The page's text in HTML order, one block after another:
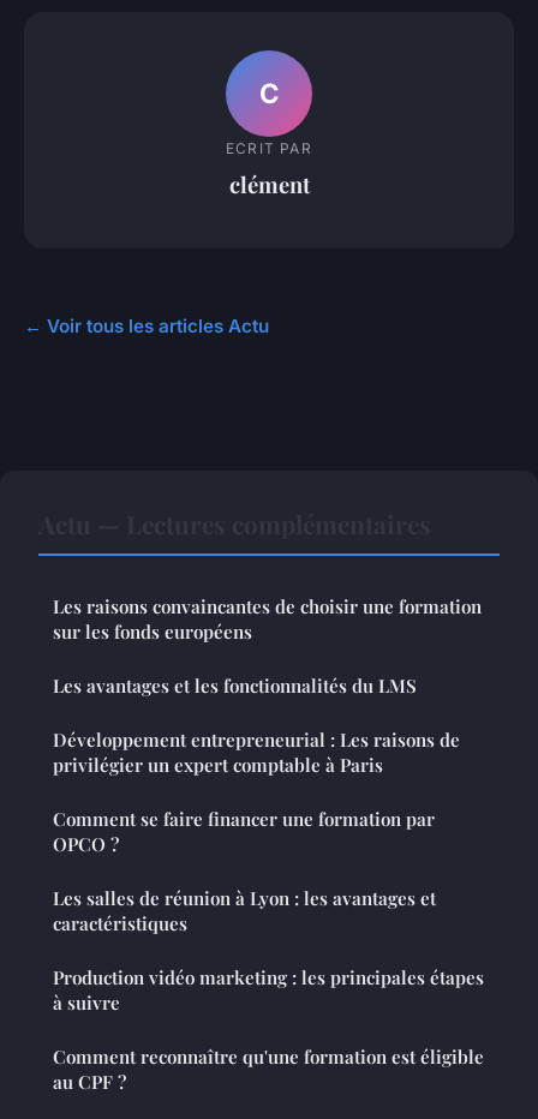
C
ECRIT PAR
clément
← Voir tous les articles Actu
Les raisons convaincantes de choisir une formation
sur les fonds européens
Les avantages et les fonctionnalités du LMS
Développement entrepreneurial : Les raisons de
privilégier un expert comptable à Paris
Comment se faire financer une formation par
OPCO ?
Les salles de réunion à Lyon : les avantages et
caractéristiques
Production vidéo marketing : les principales étapes
à suivre
Comment reconnaître qu'une formation est éligible
au CPF ?